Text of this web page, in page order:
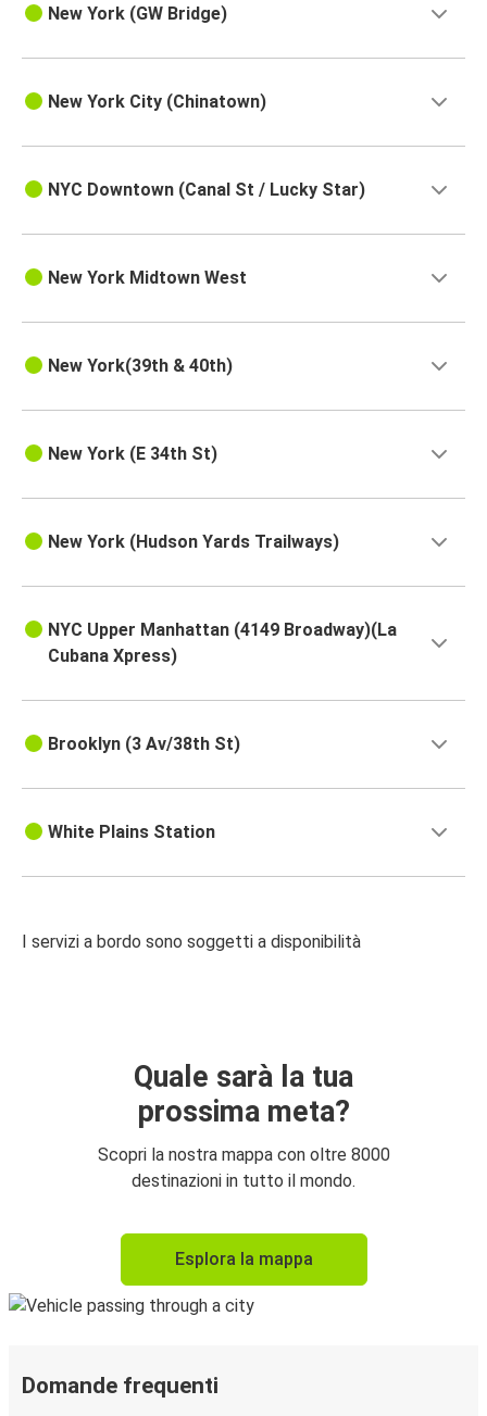
New York (GW Bridge)
New York City (Chinatown)
NYC Downtown (Canal St / Lucky Star)
New York Midtown West
New York(39th & 40th)
New York (E 34th St)
New York (Hudson Yards Trailways)
NYC Upper Manhattan (4149 Broadway)(La
Cubana Xpress)
Brooklyn (3 Av/38th St)
White Plains Station
I servizi a bordo sono soggetti a disponibilità
Quale sarà la tua
prossima meta?
Scopri la nostra mappa con oltre 8000
destinazioni in tutto il mondo.
Esplora la mappa
Domande frequenti